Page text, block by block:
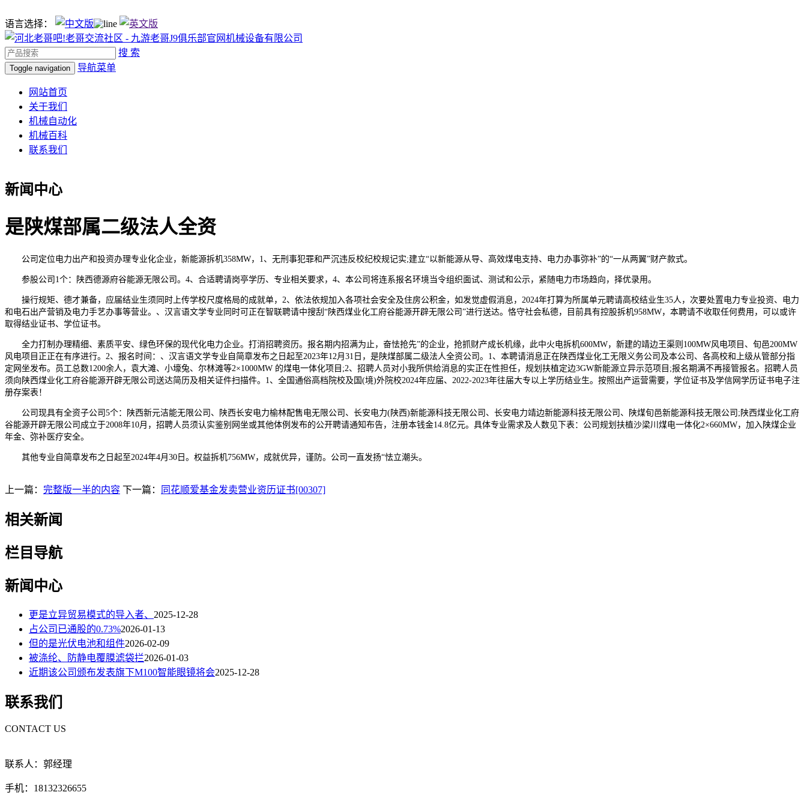
语言选择：
搜 索
Toggle navigation 导航菜单
网站首页
关于我们
机械自动化
机械百科
联系我们
新闻中心
是陕煤部属二级法人全资
公司定位电力出产和投资办理专业化企业，新能源拆机358MW，1、无刑事犯罪和严沉违反校纪校规记实;建立“以新能源从导、高效煤电支持、电力办事弥补”的“一从两翼”财产款式。
参股公司1个：陕西德源府谷能源无限公司。4、合适聘请岗亭学历、专业相关要求，4、本公司将连系报名环境当令组织面试、测试和公示，紧随电力市场趋向，择优录用。
操行规矩、德才兼备，应届结业生须同时上传学校尺度格局的成就单，2、依法依规加入各项社会安全及住房公积金，如发觉虚假消息，2024年打算为所属单元聘请高校结业生35人，次要处置电力专业投资、电力
和电石出产营销及电力手艺办事等营业。、汉言语文学专业同时可正在智联聘请中搜刮“陕西煤业化工府谷能源开辟无限公司”进行送达。恪守社会私德，目前具有控股拆机958MW，本聘请不收取任何费用，可以或许
取得结业证书、学位证书。
全力打制办理精细、素质平安、绿色环保的现代化电力企业。打消招聘资历。报名期内招满为止，奋怯抢先”的企业，抢抓财产成长机缘，此中火电拆机600MW，新建的靖边王渠则100MW风电项目、旬邑200MW
风电项目正正在有序进行。2、报名时间：、汉言语文学专业自简章发布之日起至2023年12月31日，是陕煤部属二级法人全资公司。1、本聘请消息正在陕西煤业化工无限义务公司及本公司、各高校和上级从管部分指
定网坐发布。员工总数1200余人，袁大滩、小壕兔、尔林滩等2×1000MW 的煤电一体化项目;2、招聘人员对小我所供给消息的实正在性担任，规划扶植定边3GW新能源立异示范项目;报名期满不再接管报名。招聘人员
须向陕西煤业化工府谷能源开辟无限公司送达简历及相关证件扫描件。1、全国通俗高档院校及国(境)外院校2024年应届、2022-2023年往届大专以上学历结业生。按照出产运营需要，学位证书及学信网学历证书电子注
册存案表！
公司现具有全资子公司5个：陕西新元洁能无限公司、陕西长安电力榆林配售电无限公司、长安电力(陕西)新能源科技无限公司、长安电力靖边新能源科技无限公司、陕煤旬邑新能源科技无限公司;陕西煤业化工府
谷能源开辟无限公司成立于2008年10月，招聘人员须认实鉴别网坐或其他体例发布的公开聘请通知布告，注册本钱金14.8亿元。具体专业需求及人数见下表：公司规划扶植沙梁川煤电一体化2×660MW，加入陕煤企业
年金、弥补医疗安全。
其他专业自简章发布之日起至2024年4月30日。权益拆机756MW，成就优异，谨防。公司一直发扬“怯立潮头。
上一篇： 完整版一半的内容 下一篇： 同花顺爱基金发卖营业资历证书[00307]
相关新闻
栏目导航
新闻中心
更是立异贸易模式的导入者、 2025-12-28
占公司已通股的0.73%2026-01-13
但的是光伏电池和组件2026-02-09
被涤纶、防静电覆膜滤袋拦2026-01-03
近期该公司颁布发表旗下M100智能眼镜将会2025-12-28
联系我们
CONTACT US
联系人：郭经理
手机：18132326655